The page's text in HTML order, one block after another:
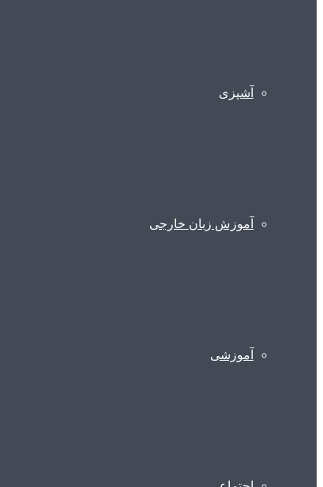
آشپزی
آموزش زبان خارجی
آموزشی